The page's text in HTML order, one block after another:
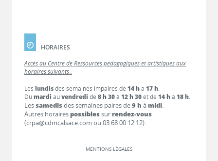
HORAIRES
Accès au Centre de Ressources pédagogiques et artistiques aux
horaires suivants :
Les lundisdes semaines impaires de 14 hà 17 h.
Dumardi auvendredi de 8 h 30à 12 h 30et de 14 hà 18 h.
Lessamedisdes semaines paires de9 h à midi.
Autres horaires possiblessur rendez-vous
(crpa@cdmcalsace.com ou 03 68 00 12 12).
MENTIONS LÉGALES